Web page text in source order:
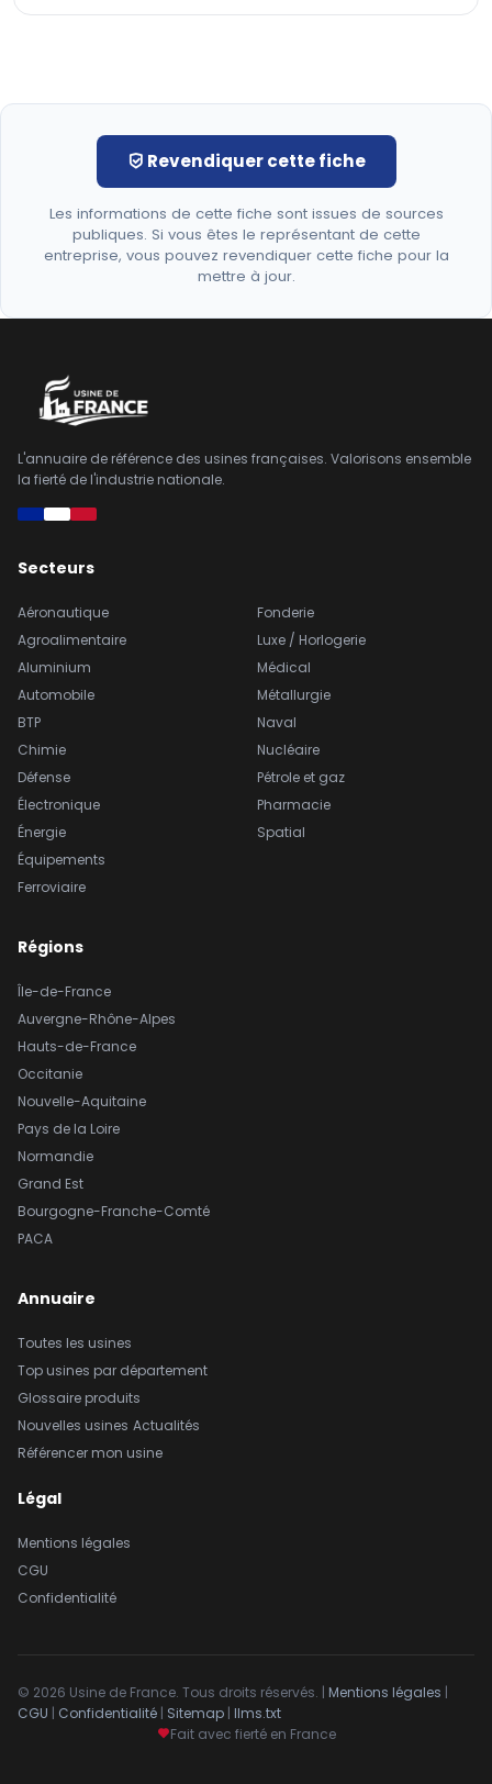
Revendiquer cette fiche
Les informations de cette fiche sont issues de sources
publiques. Si vous êtes le représentant de cette
entreprise, vous pouvez revendiquer cette fiche pour la
mettre à jour.
L'annuaire de référence des usines françaises. Valorisons ensemble
la fierté de l'industrie nationale.
Secteurs
Aéronautique
Agroalimentaire
Aluminium
Automobile
BTP
Chimie
Défense
Électronique
Énergie
Équipements
Ferroviaire
Fonderie
Luxe / Horlogerie
Médical
Métallurgie
Naval
Nucléaire
Pétrole et gaz
Pharmacie
Spatial
Régions
Île-de-France
Auvergne-Rhône-Alpes
Hauts-de-France
Occitanie
Nouvelle-Aquitaine
Pays de la Loire
Normandie
Grand Est
Bourgogne-Franche-Comté
PACA
Annuaire
Toutes les usines
Top usines par département
Glossaire produits
Nouvelles usines Actualités
Référencer mon usine
Légal
Mentions légales
CGU
Confidentialité
© 2026 Usine de France. Tous droits réservés. | Mentions légales |
CGU | Confidentialité | Sitemap | llms.txt
Fait avec fierté en France